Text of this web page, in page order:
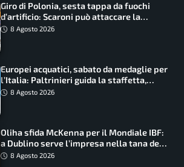
Giro di Polonia, sesta tappa da fuochi
d’artificio: Scaroni può attaccare la
maglia di Lemmen
8 Agosto 2026
Europei acquatici, sabato da medaglie per
l’Italia: Paltrinieri guida la staffetta,
Barnabà sogna l’oro dalle grandi altezze
8 Agosto 2026
Oliha sfida McKenna per il Mondiale IBF:
a Dublino serve l’impresa nella tana del
lupo8 Agosto 2026